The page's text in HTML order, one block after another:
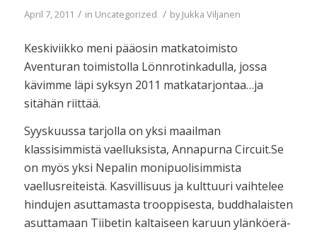
April 7, 2011 / in Uncategorized / byJukka Viljanen
Keskiviikko meni pääosin matkatoimisto
Aventuran toimistolla Lönnrotinkadulla, jossa
kävimme läpi syksyn 2011 matkatarjontaa…ja
sitähän riittää.
Syyskuussa tarjolla on yksi maailman
klassisimmistä vaelluksista, Annapurna Circuit.Se
on myös yksi Nepalin monipuolisimmista
vaellusreiteistä. Kasvillisuus ja kulttuuri vaihtelee
hindujen asuttamasta trooppisesta, buddhalaisten
asuttamaan Tiibetin kaltaiseen karuun ylänköerä-